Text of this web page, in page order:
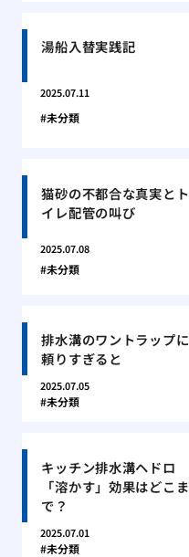
湯船入替実践記
2025.07.11
未分類
猫砂の不都合な真実とト
イレ配管の叫び
2025.07.08
未分類
排水溝のワントラップに
頼りすぎると
2025.07.05
未分類
キッチン排水溝ヘドロ
「溶かす」効果はどこま
で？
2025.07.01
未分類